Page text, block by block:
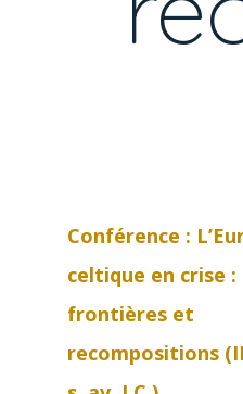
Conférence :
celtique en crise
frontières et
recompositions